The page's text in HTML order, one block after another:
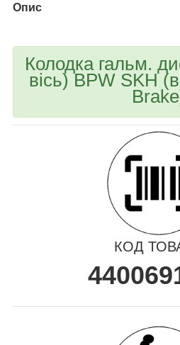
Опис
Колодка гальм.
вiсь) BPW SKH
КОД